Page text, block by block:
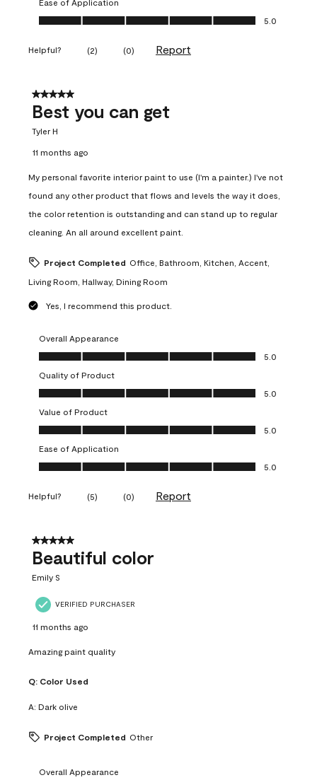
Ease of Application
Ease of Application, 5.0 out of 5
5.0
Helpful? (2) (0) Report
5 out of 5 stars.
Best you can get
Tyler H
11 months ago
My personal favorite interior paint to use (I'm a painter.) I've not
found any other product that flows and levels the way it does,
the color retention is outstanding and can stand up to regular
cleaning. An all around excellent paint.
Project Completed Office, Bathroom, Kitchen, Accent,
Living Room, Hallway, Dining Room
Yes, I recommend this product.
Overall Appearance
Overall Appearance, 5.0 out of 5
5.0
Quality of Product
Quality of Product, 5.0 out of 5
5.0
Value of Product
Value of Product, 5.0 out of 5
5.0
Ease of Application
Ease of Application, 5.0 out of 5
5.0
Helpful? (5) (0) Report
5 out of 5 stars.
Beautiful color
Emily S
VERIFIED PURCHASER
11 months ago
Amazing paint quality
Q: Color Used
A: Dark olive
Project Completed Other
Overall Appearance